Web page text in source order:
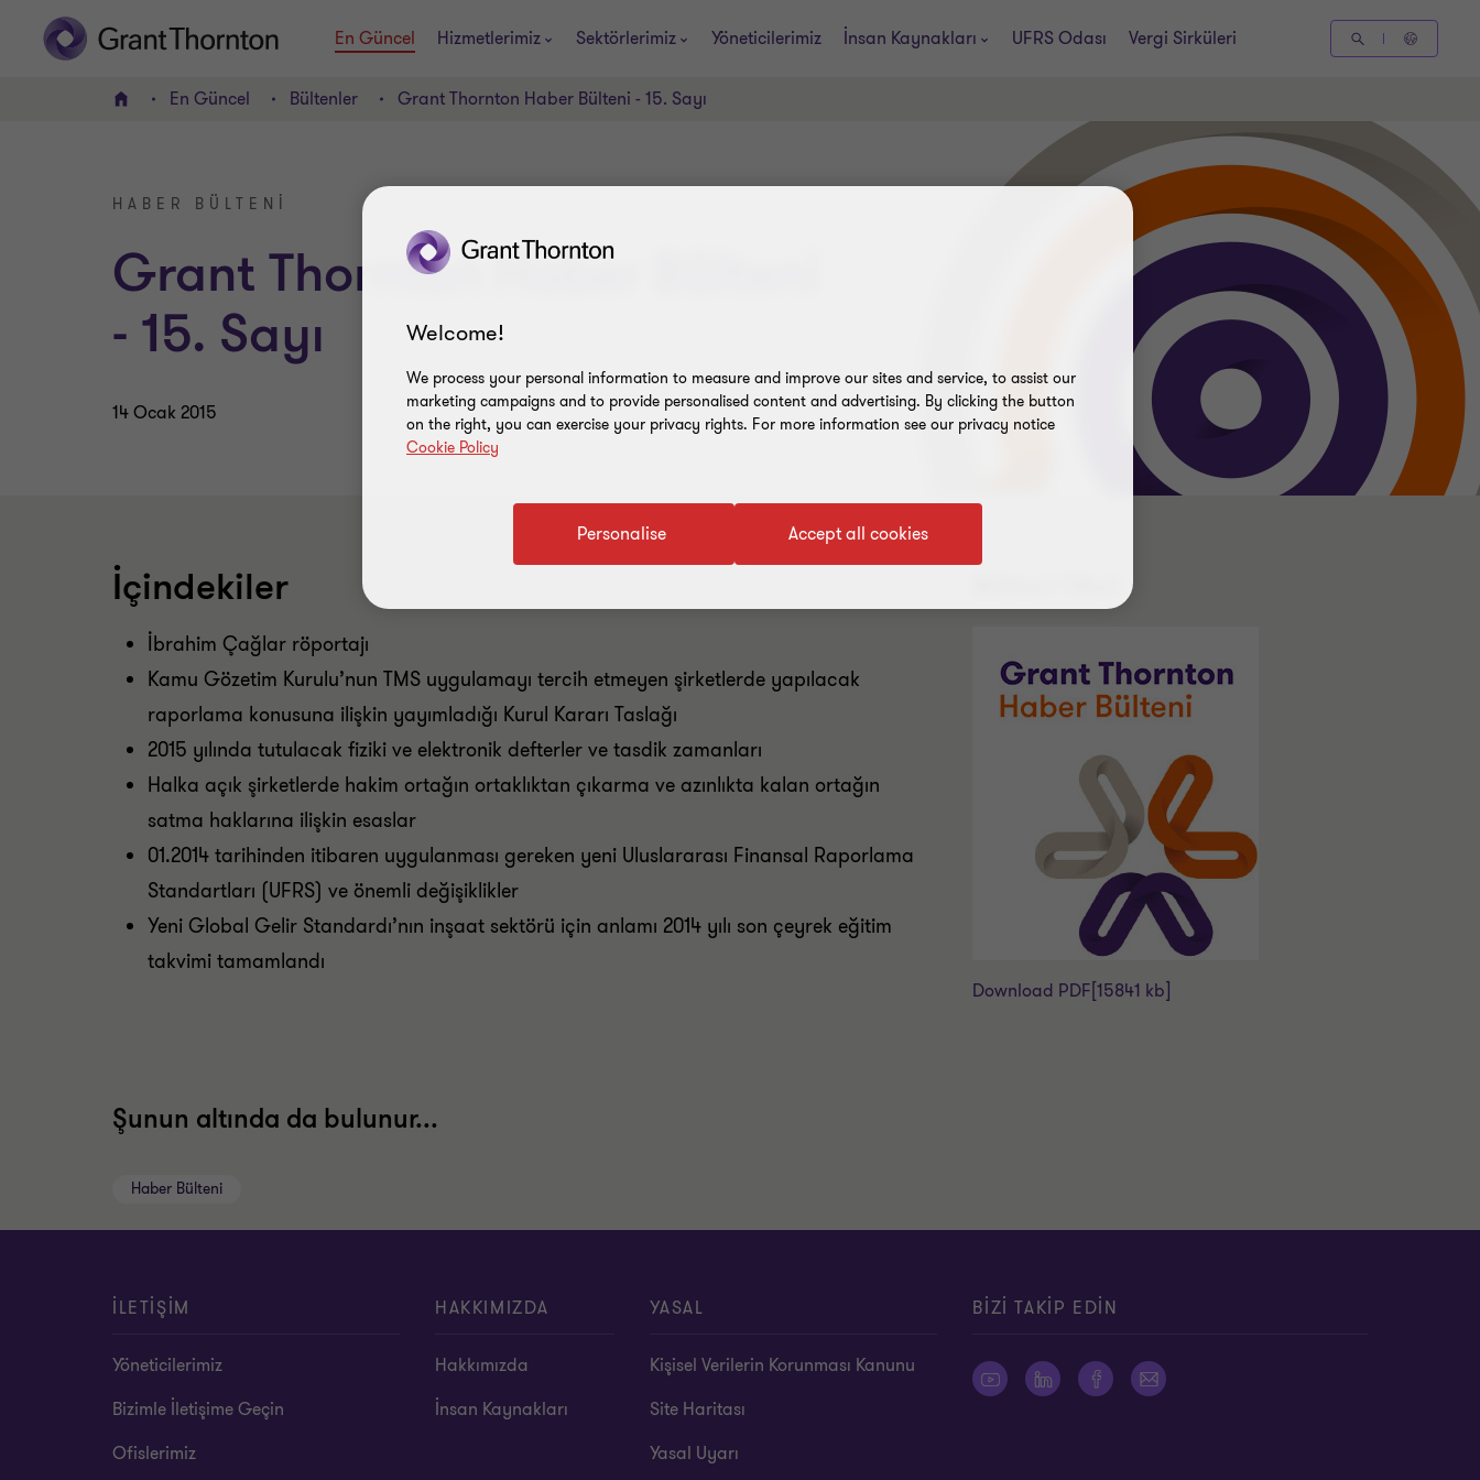
En Güncel Hizmetlerimiz Sektörlerimiz Yöneticilerimiz İnsan Kaynakları UFRS Odası Vergi Sirküleri
Home En Güncel Bültenler Grant Thornton Haber Bülteni - 15. Sayı
HABER BÜLTENI
Grant Thornton Haber Bülteni
- 15. Sayı
14 Ocak 2015
İçindekiler
İbrahim Çağlar röportajı
Kamu Gözetim Kurulu’nun TMS uygulamayı tercih etmeyen şirketlerde yapılacak
raporlama konusuna ilişkin yayımladığı Kurul Kararı Taslağı
2015 yılında tutulacak fiziki ve elektronik defterler ve tasdik zamanları
Halka açık şirketlerde hakim ortağın ortaklıktan çıkarma ve azınlıkta kalan ortağın
satma haklarına ilişkin esaslar
01.2014 tarihinden itibaren uygulanması gereken yeni Uluslararası Finansal Raporlama
Standartları (UFRS) ve önemli değişiklikler
Yeni Global Gelir Standardı’nın inşaat sektörü için anlamı 2014 yılı son çeyrek eğitim
takvimi tamamlandı
Download PDF [15841 kb]
Şunun altında da bulunur...
Haber Bülteni
İLETİŞİM
Yöneticilerimiz
Bizimle İletişime Geçin
Ofislerimiz
HAKKIMIZDA
Hakkımızda
İnsan Kaynakları
YASAL
Kişisel Verilerin Korunması Kanunu
Site Haritası
Yasal Uyarı
BIZI TAKIP EDIN
Welcome!
We process your personal information to measure and improve our sites and service, to assist our
marketing campaigns and to provide personalised content and advertising. By clicking the button
on the right, you can exercise your privacy rights. For more information see our privacy notice
Cookie Policy
Accept all cookies
Personalise